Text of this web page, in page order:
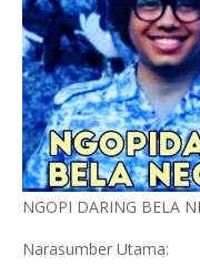
NGOPI DARING BELA
Narasumber Utama: